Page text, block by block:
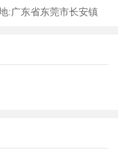
:广东省东莞市长安镇